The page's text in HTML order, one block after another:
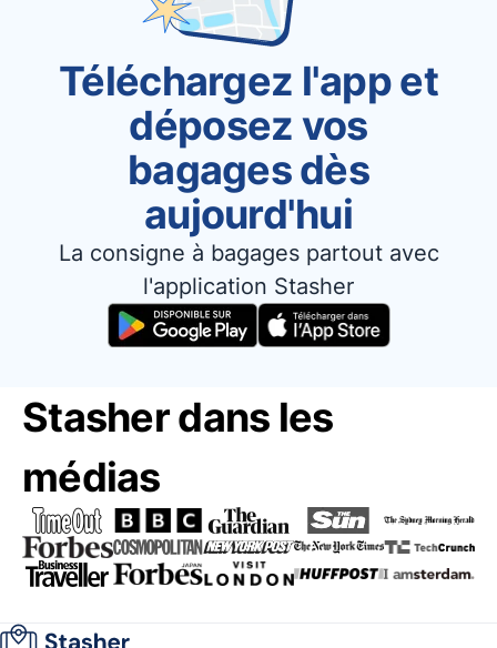
Téléchargez l'app et
déposez vos
bagages dès
aujourd'hui
La consigne à bagages partout avec
l'application Stasher
Stasher dans les
médias